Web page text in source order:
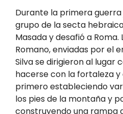
Durante la primera
grupo de la secta
Masada y desafió a
Romano, enviadas por el
Silva se dirigieron al lugar
hacerse con la fortaleza
primero estableciendo
los pies de la montaña y
construyendo una rampa